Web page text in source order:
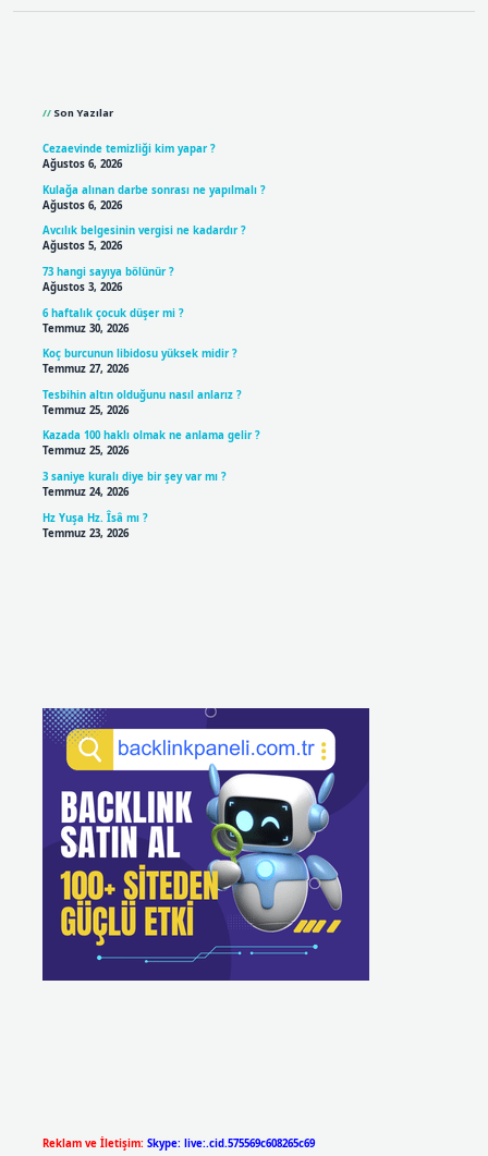
Son Yazılar
Cezaevinde temizliği kim yapar ?
Ağustos 6, 2026
Kulağa alınan darbe sonrası ne yapılmalı ?
Ağustos 6, 2026
Avcılık belgesinin vergisi ne kadardır ?
Ağustos 5, 2026
73 hangi sayıya bölünür ?
Ağustos 3, 2026
6 haftalık çocuk düşer mi ?
Temmuz 30, 2026
Koç burcunun libidosu yüksek midir ?
Temmuz 27, 2026
Tesbihin altın olduğunu nasıl anlarız ?
Temmuz 25, 2026
Kazada 100 haklı olmak ne anlama gelir ?
Temmuz 25, 2026
3 saniye kuralı diye bir şey var mı ?
Temmuz 24, 2026
Hz Yuşa Hz. Îsâ mı ?
Temmuz 23, 2026
Reklam ve İletişim: Skype: live:.cid.575569c608265c69